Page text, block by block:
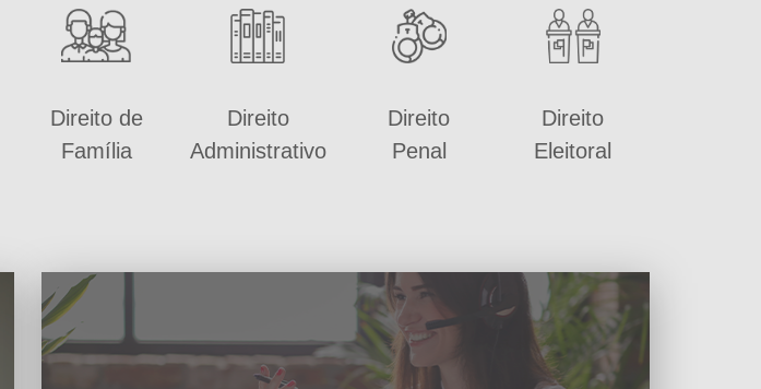
Direito de
Família
Direito
Administrativo
Direito
Penal
Direito
Eleitoral